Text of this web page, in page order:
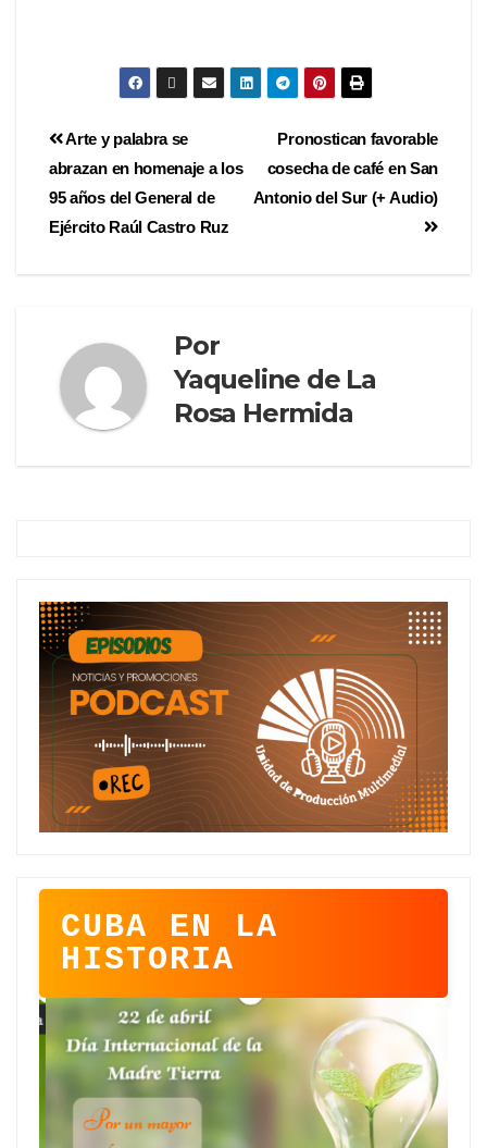
Pronostican favorable
cosecha de café en San
Antonio del Sur (+ Audio)
Arte y palabra se
abrazan en homenaje a los
95 años del General de
Ejército Raúl Castro Ruz
Por
Yaqueline de La
Rosa Hermida
CUBA EN LA
HISTORIA